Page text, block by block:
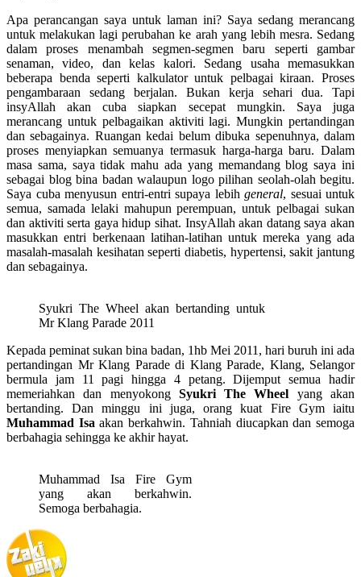
Apa perancangan saya untuk laman ini? Saya sedang merancang
untuk melakukan lagi perubahan ke arah yang lebih mesra. Sedang
dalam proses menambah segmen-segmen baru seperti gambar
senaman, video, dan kelas kalori. Sedang usaha memasukkan
beberapa benda seperti kalkulator untuk pelbagai kiraan. Proses
pengambaraan sedang berjalan. Bukan kerja sehari dua. Tapi
insyAllah akan cuba siapkan secepat mungkin. Saya juga
merancang untuk pelbagaikan aktiviti lagi. Mungkin pertandingan
dan sebagainya. Ruangan kedai belum dibuka sepenuhnya, dalam
proses menyiapkan semuanya termasuk harga-harga baru. Dalam
masa sama, saya tidak mahu ada yang memandang blog saya ini
sebagai blog bina badan walaupun logo pilihan seolah-olah begitu.
Saya cuba menyusun entri-entri supaya lebih general, sesuai untuk
semua, samada lelaki mahupun perempuan, untuk pelbagai sukan
dan aktiviti serta gaya hidup sihat. InsyAllah akan datang saya akan
masukkan entri berkenaan latihan-latihan untuk mereka yang ada
masalah-masalah kesihatan seperti diabetis, hypertensi, sakit jantung
dan sebagainya.
Syukri The Wheel akan bertanding untuk
Mr Klang Parade 2011
Kepada peminat sukan bina badan, 1hb Mei 2011, hari buruh ini ada
pertandingan Mr Klang Parade di Klang Parade, Klang, Selangor
bermula jam 11 pagi hingga 4 petang. Dijemput semua hadir
memeriahkan dan menyokong Syukri The Wheel yang akan
bertanding. Dan minggu ini juga, orang kuat Fire Gym iaitu
Muhammad Isa akan berkahwin. Tahniah diucapkan dan semoga
berbahagia sehingga ke akhir hayat.
Muhammad Isa Fire Gym
yang akan berkahwin.
Semoga berbahagia.